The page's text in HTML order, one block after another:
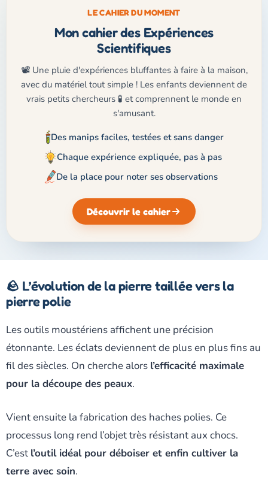
LE CAHIER DU MOMENT
Mon cahier des Expériences
Scientifiques
📽️ Une pluie d'expériences bluffantes à faire à la maison,
avec du matériel tout simple ! Les enfants deviennent de
vrais petits chercheurs 🧪 et comprennent le monde en
s'amusant.
Des manips faciles, testées et sans danger
Chaque expérience expliquée, pas à pas
De la place pour noter ses observations
Découvrir le cahier
🪨 L’évolution de la pierre taillée vers la
pierre polie
Les outils moustériens affichent une précision
étonnante. Les éclats deviennent de plus en plus fins au
fil des siècles. On cherche alors l’efficacité maximale
pour la découpe des peaux.
Vient ensuite la fabrication des haches polies. Ce
processus long rend l’objet très résistant aux chocs.
C’est l’outil idéal pour déboiser et enfin cultiver la
terre avec soin.